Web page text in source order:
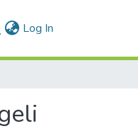
Log In